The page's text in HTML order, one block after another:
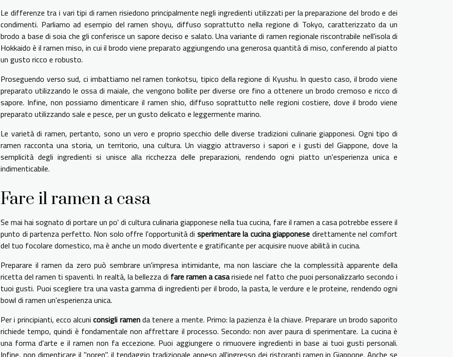
Le differenze tra i vari tipi di ramen risiedono principalmente negli ingredienti utilizzati per la preparazione del brodo e dei
condimenti. Parliamo ad esempio del ramen shoyu, diffuso soprattutto nella regione di Tokyo, caratterizzato da un
brodo a base di soia che gli conferisce un sapore deciso e salato. Una variante di ramen regionale riscontrabile nell'isola di
Hokkaido è il ramen miso, in cui il brodo viene preparato aggiungendo una generosa quantità di miso, conferendo al piatto
un gusto ricco e robusto.
Proseguendo verso sud, ci imbattiamo nel ramen tonkotsu, tipico della regione di Kyushu. In questo caso, il brodo viene
preparato utilizzando le ossa di maiale, che vengono bollite per diverse ore fino a ottenere un brodo cremoso e ricco di
sapore. Infine, non possiamo dimenticare il ramen shio, diffuso soprattutto nelle regioni costiere, dove il brodo viene
preparato utilizzando sale e pesce, per un gusto delicato e leggermente marino.
Le varietà di ramen, pertanto, sono un vero e proprio specchio delle diverse tradizioni culinarie giapponesi. Ogni tipo di
ramen racconta una storia, un territorio, una cultura. Un viaggio attraverso i sapori e i gusti del Giappone, dove la
semplicità degli ingredienti si unisce alla ricchezza delle preparazioni, rendendo ogni piatto un'esperienza unica e
indimenticabile.
Fare il ramen a casa
Se mai hai sognato di portare un po' di cultura culinaria giapponese nella tua cucina, fare il ramen a casa potrebbe essere il
punto di partenza perfetto. Non solo offre l'opportunità di sperimentare la cucina giapponese direttamente nel comfort
del tuo focolare domestico, ma è anche un modo divertente e gratificante per acquisire nuove abilità in cucina.
Preparare il ramen da zero può sembrare un'impresa intimidante, ma non lasciare che la complessità apparente della
ricetta del ramen ti spaventi. In realtà, la bellezza di fare ramen a casarisiede nel fatto che puoi personalizzarlo secondo i
tuoi gusti. Puoi scegliere tra una vasta gamma di ingredienti per il brodo, la pasta, le verdure e le proteine, rendendo ogni
bowl di ramen un'esperienza unica.
Per i principianti, ecco alcuniconsigli ramenda tenere a mente. Primo: la pazienza è la chiave. Preparare un brodo saporito
richiede tempo, quindi è fondamentale non affrettare il processo. Secondo: non aver paura di sperimentare. La cucina è
una forma d'arte e il ramen non fa eccezione. Puoi aggiungere o rimuovere ingredienti in base ai tuoi gusti personali.